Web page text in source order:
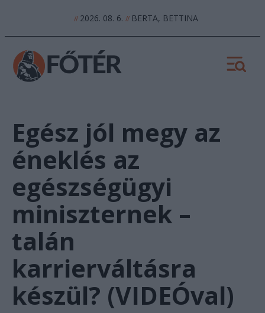
//2026. 08. 6. //BERTA, BETTINA
Egész jól megy az
éneklés az
egészségügyi
miniszternek –
talán
karrierváltásra
készül? (VIDEÓval)